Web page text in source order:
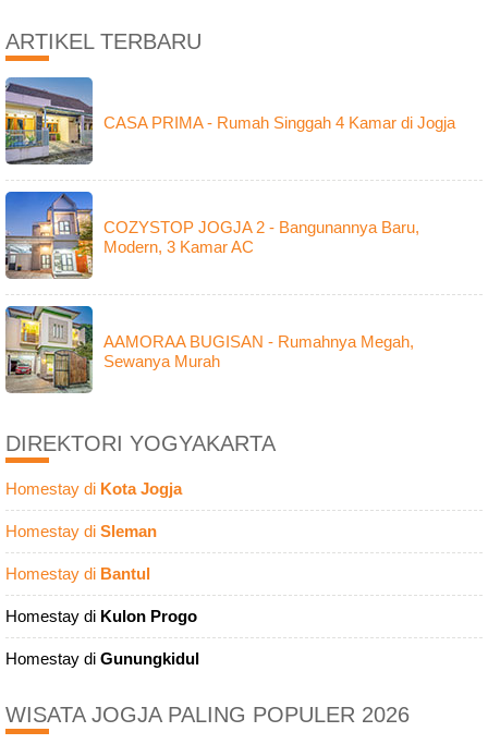
ARTIKEL TERBARU
CASA PRIMA - Rumah Singgah 4 Kamar di Jogja
COZYSTOP JOGJA 2 - Bangunannya Baru,
Modern, 3 Kamar AC
AAMORAA BUGISAN - Rumahnya Megah,
Sewanya Murah
DIREKTORI YOGYAKARTA
Homestay di Kota Jogja
Homestay di Sleman
Homestay di Bantul
Homestay di Kulon Progo
Homestay di Gunungkidul
WISATA JOGJA PALING POPULER 2026